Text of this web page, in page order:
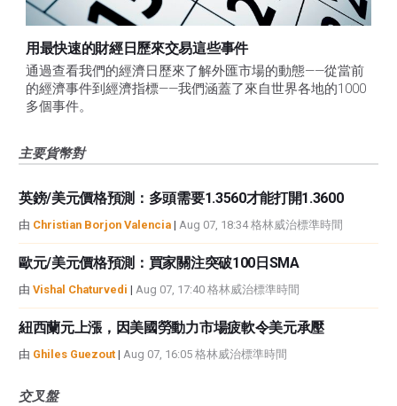
用最快速的財經日歷來交易這些事件
通過查看我們的經濟日歷來了解外匯市場的動態——從當前
的經濟事件到經濟指標——我們涵蓋了來自世界各地的1000
多個事件。
主要貨幣對
英鎊/美元價格預測：多頭需要1.3560才能打開1.3600
由 Christian Borjon Valencia | Aug 07, 18:34 格林威治標準時間
歐元/美元價格預測：買家關注突破100日SMA
由 Vishal Chaturvedi | Aug 07, 17:40 格林威治標準時間
紐西蘭元上漲，因美國勞動力市場疲軟令美元承壓
由 Ghiles Guezout | Aug 07, 16:05 格林威治標準時間
交叉盤